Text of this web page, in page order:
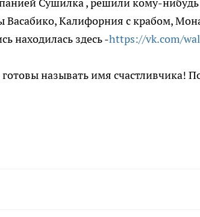
Васабико, Калифорния с крабом,
находилась здесь -https://vk.com/
называть имя счастливчика!